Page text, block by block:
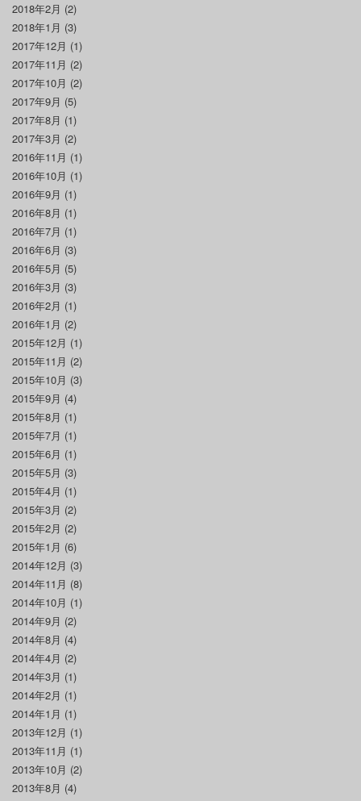
2018年2月 (2)
2018年1月 (3)
2017年12月 (1)
2017年11月 (2)
2017年10月 (2)
2017年9月 (5)
2017年8月 (1)
2017年3月 (2)
2016年11月 (1)
2016年10月 (1)
2016年9月 (1)
2016年8月 (1)
2016年7月 (1)
2016年6月 (3)
2016年5月 (5)
2016年3月 (3)
2016年2月 (1)
2016年1月 (2)
2015年12月 (1)
2015年11月 (2)
2015年10月 (3)
2015年9月 (4)
2015年8月 (1)
2015年7月 (1)
2015年6月 (1)
2015年5月 (3)
2015年4月 (1)
2015年3月 (2)
2015年2月 (2)
2015年1月 (6)
2014年12月 (3)
2014年11月 (8)
2014年10月 (1)
2014年9月 (2)
2014年8月 (4)
2014年4月 (2)
2014年3月 (1)
2014年2月 (1)
2014年1月 (1)
2013年12月 (1)
2013年11月 (1)
2013年10月 (2)
2013年8月 (4)